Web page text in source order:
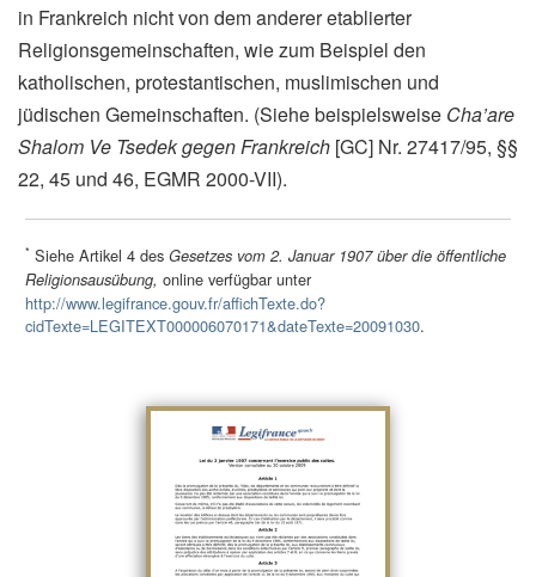
in Frankreich nicht von dem anderer etablierter
Religionsgemeinschaften, wie zum Beispiel den
katholischen, protestantischen, muslimischen und
jüdischen Gemeinschaften. (Siehe beispielsweise Cha’are
Shalom Ve Tsedek gegen Frankreich [GC] Nr. 27417/95, §§
22, 45 und 46, EGMR 2000-VII).
* Siehe Artikel 4 desGesetzes vom 2. Januar 1907 über die öffentliche
Religionsausübung, online verfügbar unter
http://www.legifrance.gouv.fr/affichTexte.do?
cidTexte=LEGITEXT000006070171&dateTexte=20091030.